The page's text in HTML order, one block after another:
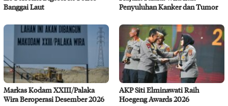
Banggai Laut
Penyuluhan Kanker dan Tumor
Markas Kodam XXIII/Palaka
Wira Beroperasi Desember 2026
AKP Siti Elminawati Raih
Hoegeng Awards 2026